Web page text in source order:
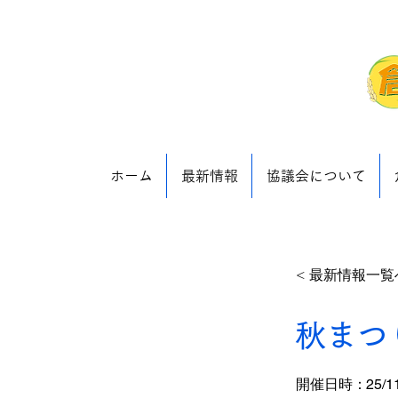
ホーム 最新情報 協議会について
< 最新情報一覧
秋まつ
25/
​開催日時：